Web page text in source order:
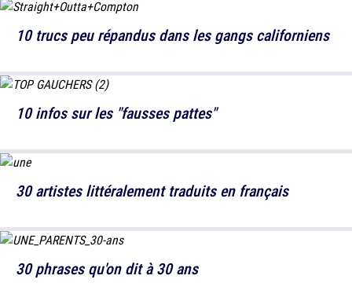
10 trucs peu répandus dans les gangs californiens
10 infos sur les "fausses pattes"
30 artistes littéralement traduits en français
30 phrases qu'on dit à 30 ans